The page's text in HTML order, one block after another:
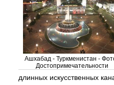
Ашхабад - Туркменистан -
Достопримечательности
длинных искусственных